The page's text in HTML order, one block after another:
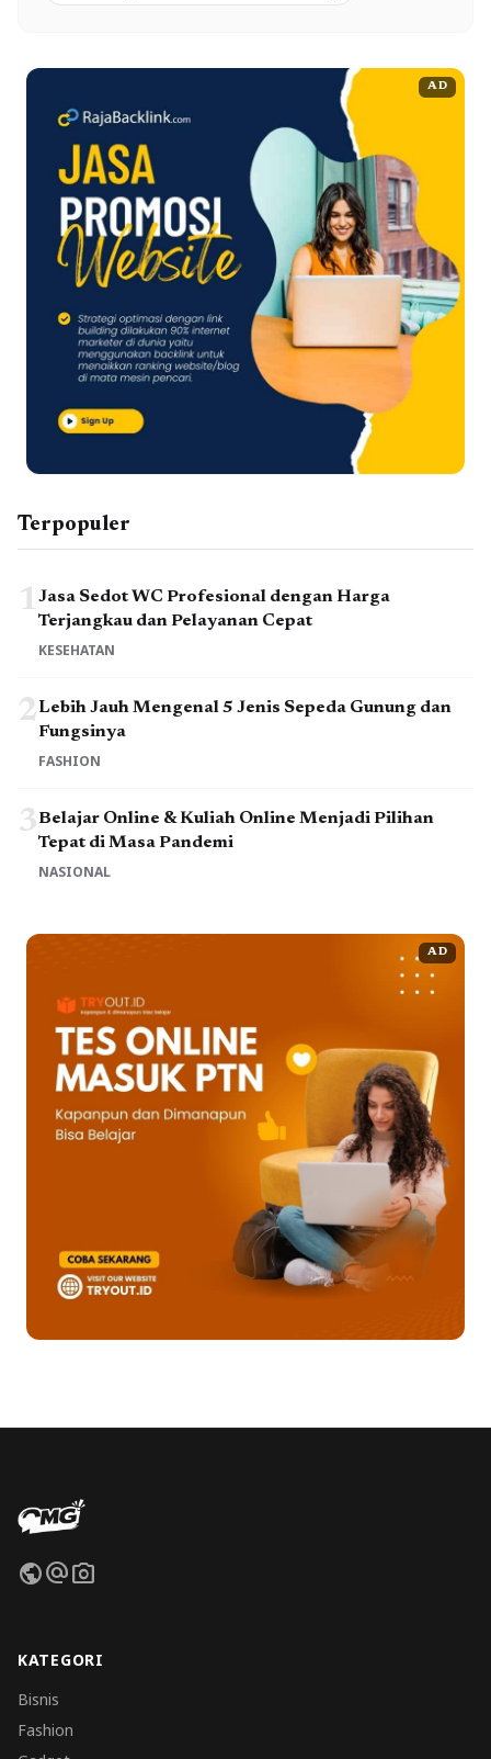
AD
Terpopuler
1Jasa Sedot WC Profesional dengan Harga
Terjangkau dan Pelayanan Cepat
KESEHATAN
2Lebih Jauh Mengenal 5 Jenis Sepeda Gunung dan
Fungsinya
FASHION
3Belajar Online & Kuliah Online Menjadi Pilihan
Tepat di Masa Pandemi
NASIONAL
AD
publicalternate_emailphoto_camera
KATEGORI
Bisnis
Fashion